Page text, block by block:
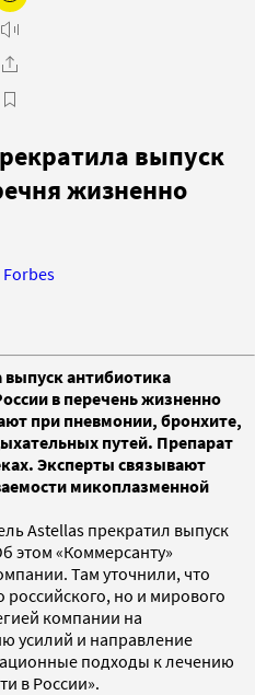
выпуск
жизненно
антибиотика
в перечень жизненно
при пневмонии, бронхите,
путей. Препарат
Эксперты связывают
микоплазменной
Astellas прекратил выпуск
этом «Коммерсанту»
Там уточнили, что
российского, но и мирового
компании на
усилий и направление
подходы к лечению
в России».